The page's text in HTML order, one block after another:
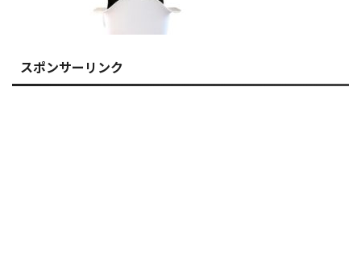
スポンサーリンク